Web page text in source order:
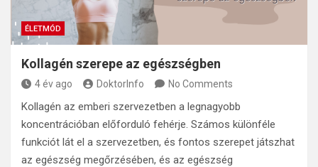
ÉLETMÓD
Kollagén szerepe az egészségben
4 év ago DoktorInfo No Comments
Kollagén az emberi szervezetben a legnagyobb
koncentrációban előforduló fehérje. Számos különféle
funkciót lát el a szervezetben, és fontos szerepet játszhat
az egészség megőrzésében, és az egészség